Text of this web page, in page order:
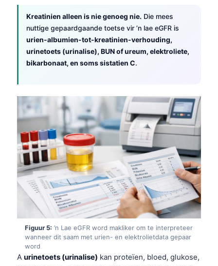
Kreatinien alleen is nie genoeg nie. Die mees
nuttige gepaardgaande toetse vir ’n lae eGFR is
urien-albumien-tot-kreatinien-verhouding,
urinetoets (urinalise), BUN of ureum, elektroliete,
bikarbonaat, en soms sistatien C.
Figuur 5: ’n Lae eGFR word makliker om te interpreteer
wanneer dit saam met urien- en elektrolietdata gepaar
word
A urinetoets (urinalise) kan proteïen, bloed, glukose,
العربية المغربية
Монгол
ພາສາລາວ
Basa Jawa
Cebuano
ئۇيغۇرچە
Кыргызча
Татар теле
Беларуская мова
Esperanto
Norsk bokmål